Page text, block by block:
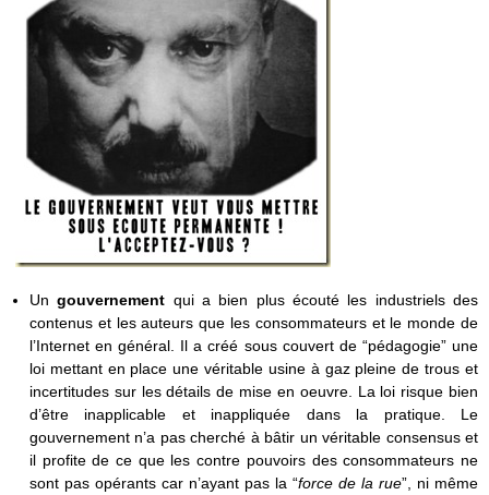
Ungouvernement qui a bien plus écouté les industriels des
contenus et les auteurs que les consommateurs et le monde de
l’Internet en général. Il a créé sous couvert de “pédagogie” une
loi mettant en place une véritable usine à gaz pleine de trous et
incertitudes sur les détails de mise en oeuvre. La loi risque bien
d’être inapplicable et inappliquée dans la pratique. Le
gouvernement n’a pas cherché à bâtir un véritable consensus et
il profite de ce que les contre pouvoirs des consommateurs ne
sont pas opérants car n’ayant pas la “force de la rue”, ni même